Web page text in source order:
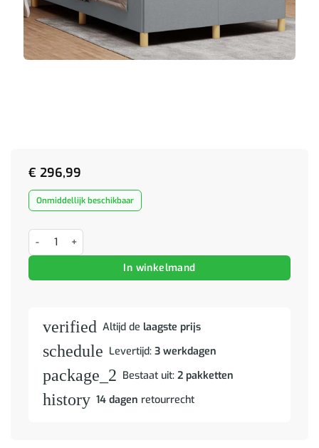
€ 296,99
Onmiddellijk beschikbaar
Boxspring bed Lichtgrijs en Wit en Lichtgrijs 120 x 200 cm Stof
In winkelmand
verified Altijd de laagste prijs
schedule Levertijd: 3 werkdagen
package_2 Bestaat uit: 2 pakketten
history 14 dagen retourrecht